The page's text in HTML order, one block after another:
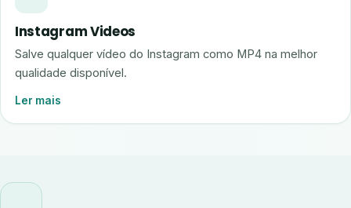
Instagram Videos
Salve qualquer vídeo do Instagram como MP4 na melhor
qualidade disponível.
Ler mais